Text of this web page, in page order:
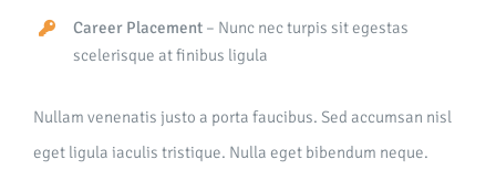
Career Placement – Nunc nec turpis sit egestas
scelerisque at finibus ligula
Nullam venenatis justo a porta faucibus. Sed accumsan nisl
eget ligula iaculis tristique. Nulla eget bibendum neque.